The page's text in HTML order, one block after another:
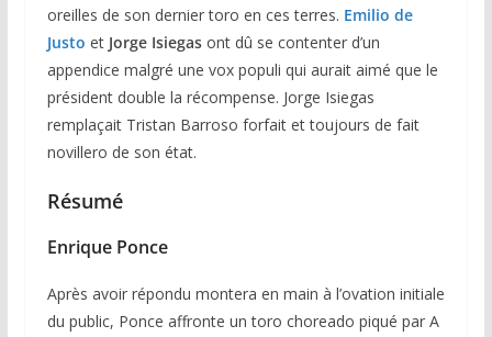
oreilles de son dernier toro en ces terres. Emilio de
Justo etJorge Isiegasont dû se contenter d’un
appendice malgré une vox populi qui aurait aimé que le
président double la récompense. Jorge Isiegas
remplaçait Tristan Barroso forfait et toujours de fait
novillero de son état.
Résumé
Enrique Ponce
Après avoir répondu montera en main à l’ovation initiale
du public, Ponce affronte un toro choreado piqué par A